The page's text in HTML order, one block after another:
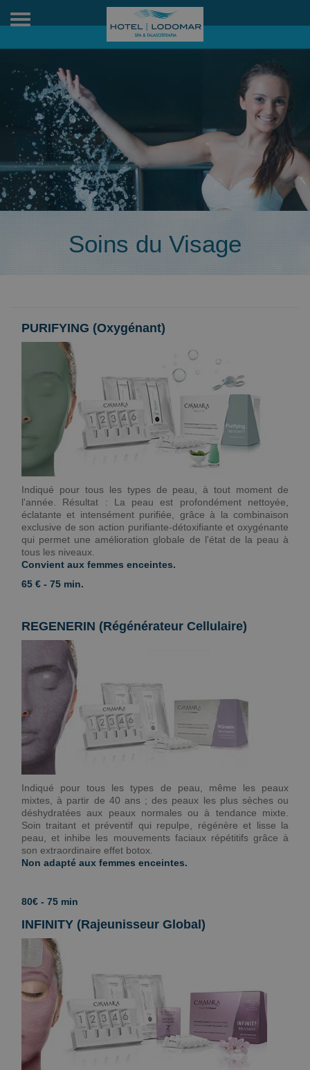
Toggle
Soins du Visage
PURIFYING (Oxygénant)
Indiqué pour tous les types de peau, à tout moment de
l'année. Résultat : La peau est profondément nettoyée,
éclatante et intensément purifiée, grâce à la combinaison
exclusive de son action purifiante-détoxifiante et oxygénante
qui permet une amélioration globale de l'état de la peau à
tous les niveaux.
Convient aux femmes enceintes.
65 € - 75 min.
REGENERIN (Régénérateur Cellulaire)
Indiqué pour tous les types de peau, même les peaux
mixtes, à partir de 40 ans ; des peaux les plus sèches ou
déshydratées aux peaux normales ou à tendance mixte.
Soin traitant et préventif qui repulpe, régénère et lisse la
peau, et inhibe les mouvements faciaux répétitifs grâce à
son extraordinaire effet botox.
Non adapté aux femmes enceintes.
80€ - 75 min
INFINITY (Rajeunisseur Global)